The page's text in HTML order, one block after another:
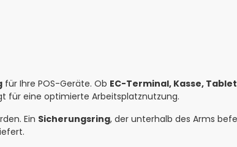
für Ihre POS-Geräte. Ob EC-Terminal, Kasse,
für eine optimierte Arbeitsplatznutzung.
Ein Sicherungsring, der unterhalb des Arms